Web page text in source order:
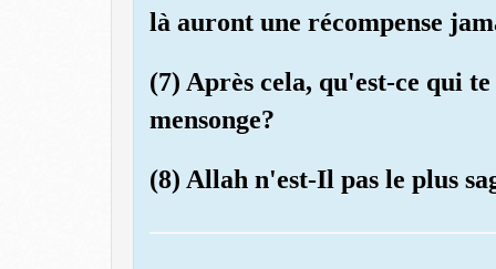
là auront une récompense
(7) Après cela, qu'est-ce qui
mensonge?
(8) Allah n'est-Il pas le plus